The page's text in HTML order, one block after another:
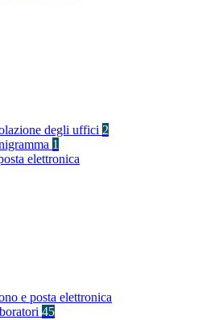
degli uffici 2
1
elettronica
e posta elettronica
45